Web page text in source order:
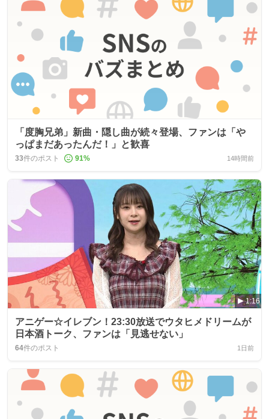
「度胸兄弟」新曲・隠し曲が続々登場、ファンは「や
っぱまだあったんだ！」と歓喜
33件のポスト 91% 14時間前
1:16
アニゲー☆イレブン！23:30放送でウタヒメドリームが
日本酒トーク、ファンは「見逃せない」
64件のポスト 1日前